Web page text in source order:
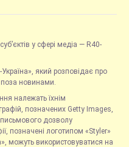
у сфері медіа — R40-
який розповідає про
поза новинами.
належать їхнім
позначених Getty Images,
дозволу
позначені логотипом «Styler»
можуть використовуватися на